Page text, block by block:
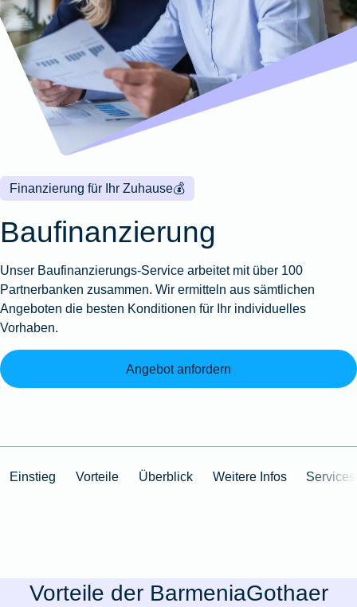
Wohnungsschutzbrief
Zur
Produktübersicht
Gewässerschadenhaftpflicht
Zur
Produktübersicht
Produktübersicht
Reisehaftpflichtversicherung
Reiserücktrittsversicherung
Zur
Produktübersicht
Zur
Produktübersicht
Zur
Produktübersicht
Zur
Produktübersicht
Montageversicherung
Zur
Produktübersicht
Gruppenunfall für
Betriebe
Gruppenunfall für
Vereine
Produktübersicht
Kunstversicherung
Ausstellungsversicherung
Valorenversicherung
Oldtimersammlungsversicherung
Zur
💰
Finanzierung für Ihr Zuhause
Baufinanzierung
Unser Baufinanzierungs-Service arbeitet mit über 100
Partnerbanken zusammen. Wir ermitteln aus sämtlichen
Angeboten die besten Konditionen für Ihr individuelles
Vorhaben.
Angebot anfordern
Einstieg Vorteile Überblick Weitere Infos Services
Vorteile der BarmeniaGothaer